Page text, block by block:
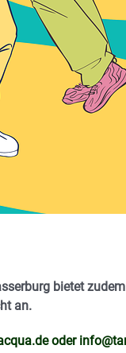
bietet
an.
oder